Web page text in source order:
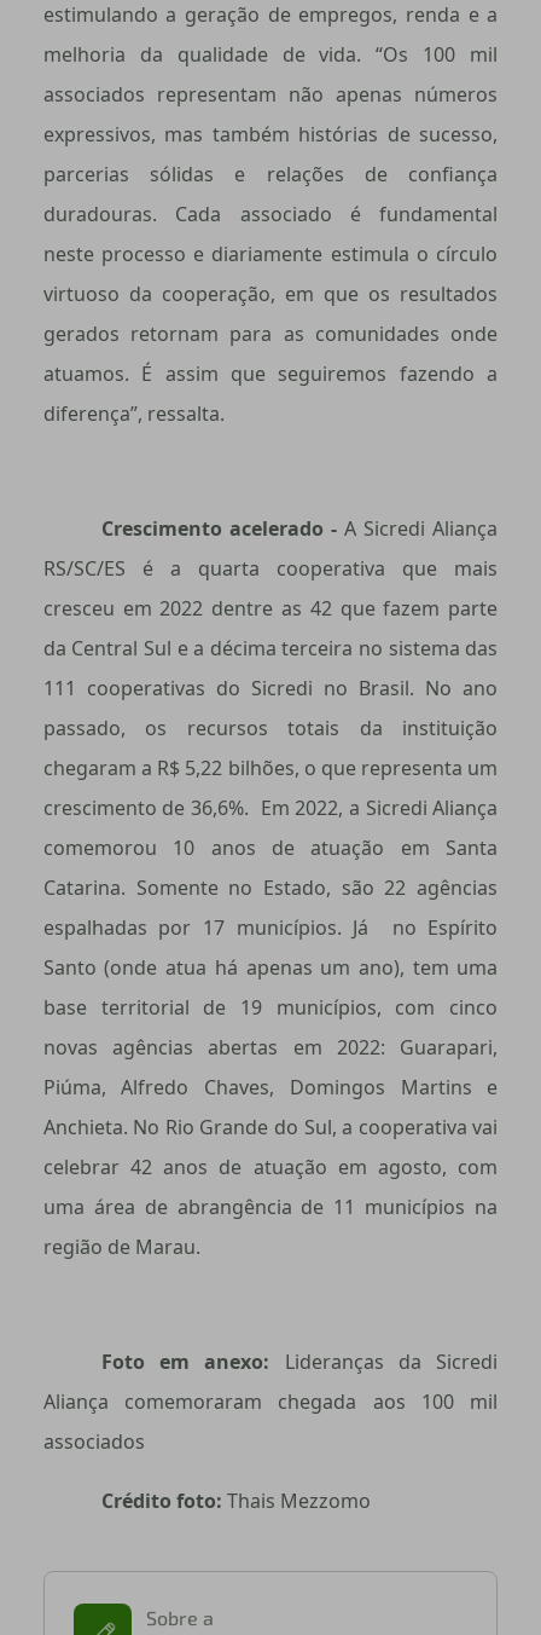
estimulando a geração de empregos, renda e a
melhoria da qualidade de vida. “Os 100 mil
associados representam não apenas números
expressivos, mas também histórias de sucesso,
parcerias sólidas e relações de confiança
duradouras. Cada associado é fundamental
neste processo e diariamente estimula o círculo
virtuoso da cooperação, em que os resultados
gerados retornam para as comunidades onde
atuamos. É assim que seguiremos fazendo a
diferença”, ressalta.
Crescimento acelerado -A Sicredi Aliança
RS/SC/ES é a quarta cooperativa que mais
cresceu em 2022 dentre as 42 que fazem parte
da Central Sul e a décima terceira no sistema das
111 cooperativas do Sicredi no Brasil. No ano
passado, os recursos totais da instituição
chegaram a R$ 5,22 bilhões, o que representa um
crescimento de 36,6%. Em 2022, a Sicredi Aliança
comemorou 10 anos de atuação em Santa
Catarina. Somente no Estado, são 22 agências
espalhadas por 17 municípios. Já no Espírito
Santo (onde atua há apenas um ano), tem uma
base territorial de 19 municípios, com cinco
novas agências abertas em 2022: Guarapari,
Piúma, Alfredo Chaves, Domingos Martins e
Anchieta. No Rio Grande do Sul, a cooperativa vai
celebrar 42 anos de atuação em agosto, com
uma área de abrangência de 11 municípios na
região de Marau.
Foto em anexo: Lideranças da Sicredi
Aliança comemoraram chegada aos 100 mil
associados
Crédito foto: Thais Mezzomo
Sobre a